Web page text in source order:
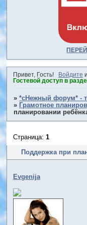
Привет, Гость! Войдите
Гостевой доступ в
»*сНежный форум* -
» Грамотное
планировании
Поддержка при
Страница:1
Evgenija